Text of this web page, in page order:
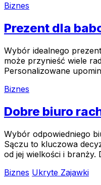
Biznes
Prezent dla
Wybór idealnego
może przynieść wiele
Personalizowane
Biznes
Dobre biuro
Wybór odpowiedniego
Sączu to kluczowa
od jej wielkości i branży.
Biznes Ukryte Zajawki